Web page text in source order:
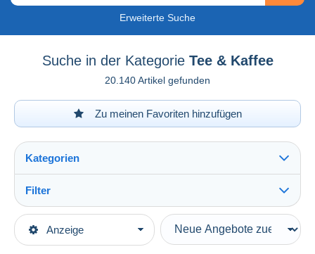
Erweiterte Suche
Suche in der Kategorie Tee & Kaffee
20.140 Artikel gefunden
Zu meinen Favoriten hinzufügen
Anzeige
Kategorien
Hauptkategorien
Filter
Art der Verkäufe
Laufende Angebote